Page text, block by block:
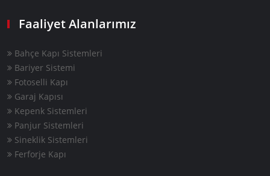
Faaliyet Alanlarımız
Bahçe Kapı Sistemleri
Bariyer Sistemi
Fotoselli Kapı
Garaj Kapısı
Kepenk Sistemleri
Panjur Sistemleri
Sineklik Sistemleri
Ferforje Kapı